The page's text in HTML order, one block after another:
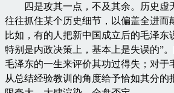
四是攻其一点，不及其余。历史虚
往往抓住某个历史细节，以偏盖全进
比如，有的人把新中国成立后的毛泽东
特别是内政决策上，基本上是失误的”
毛泽东的一生来评价其功过得失；对
从总结经验教训的角度给予恰如其分